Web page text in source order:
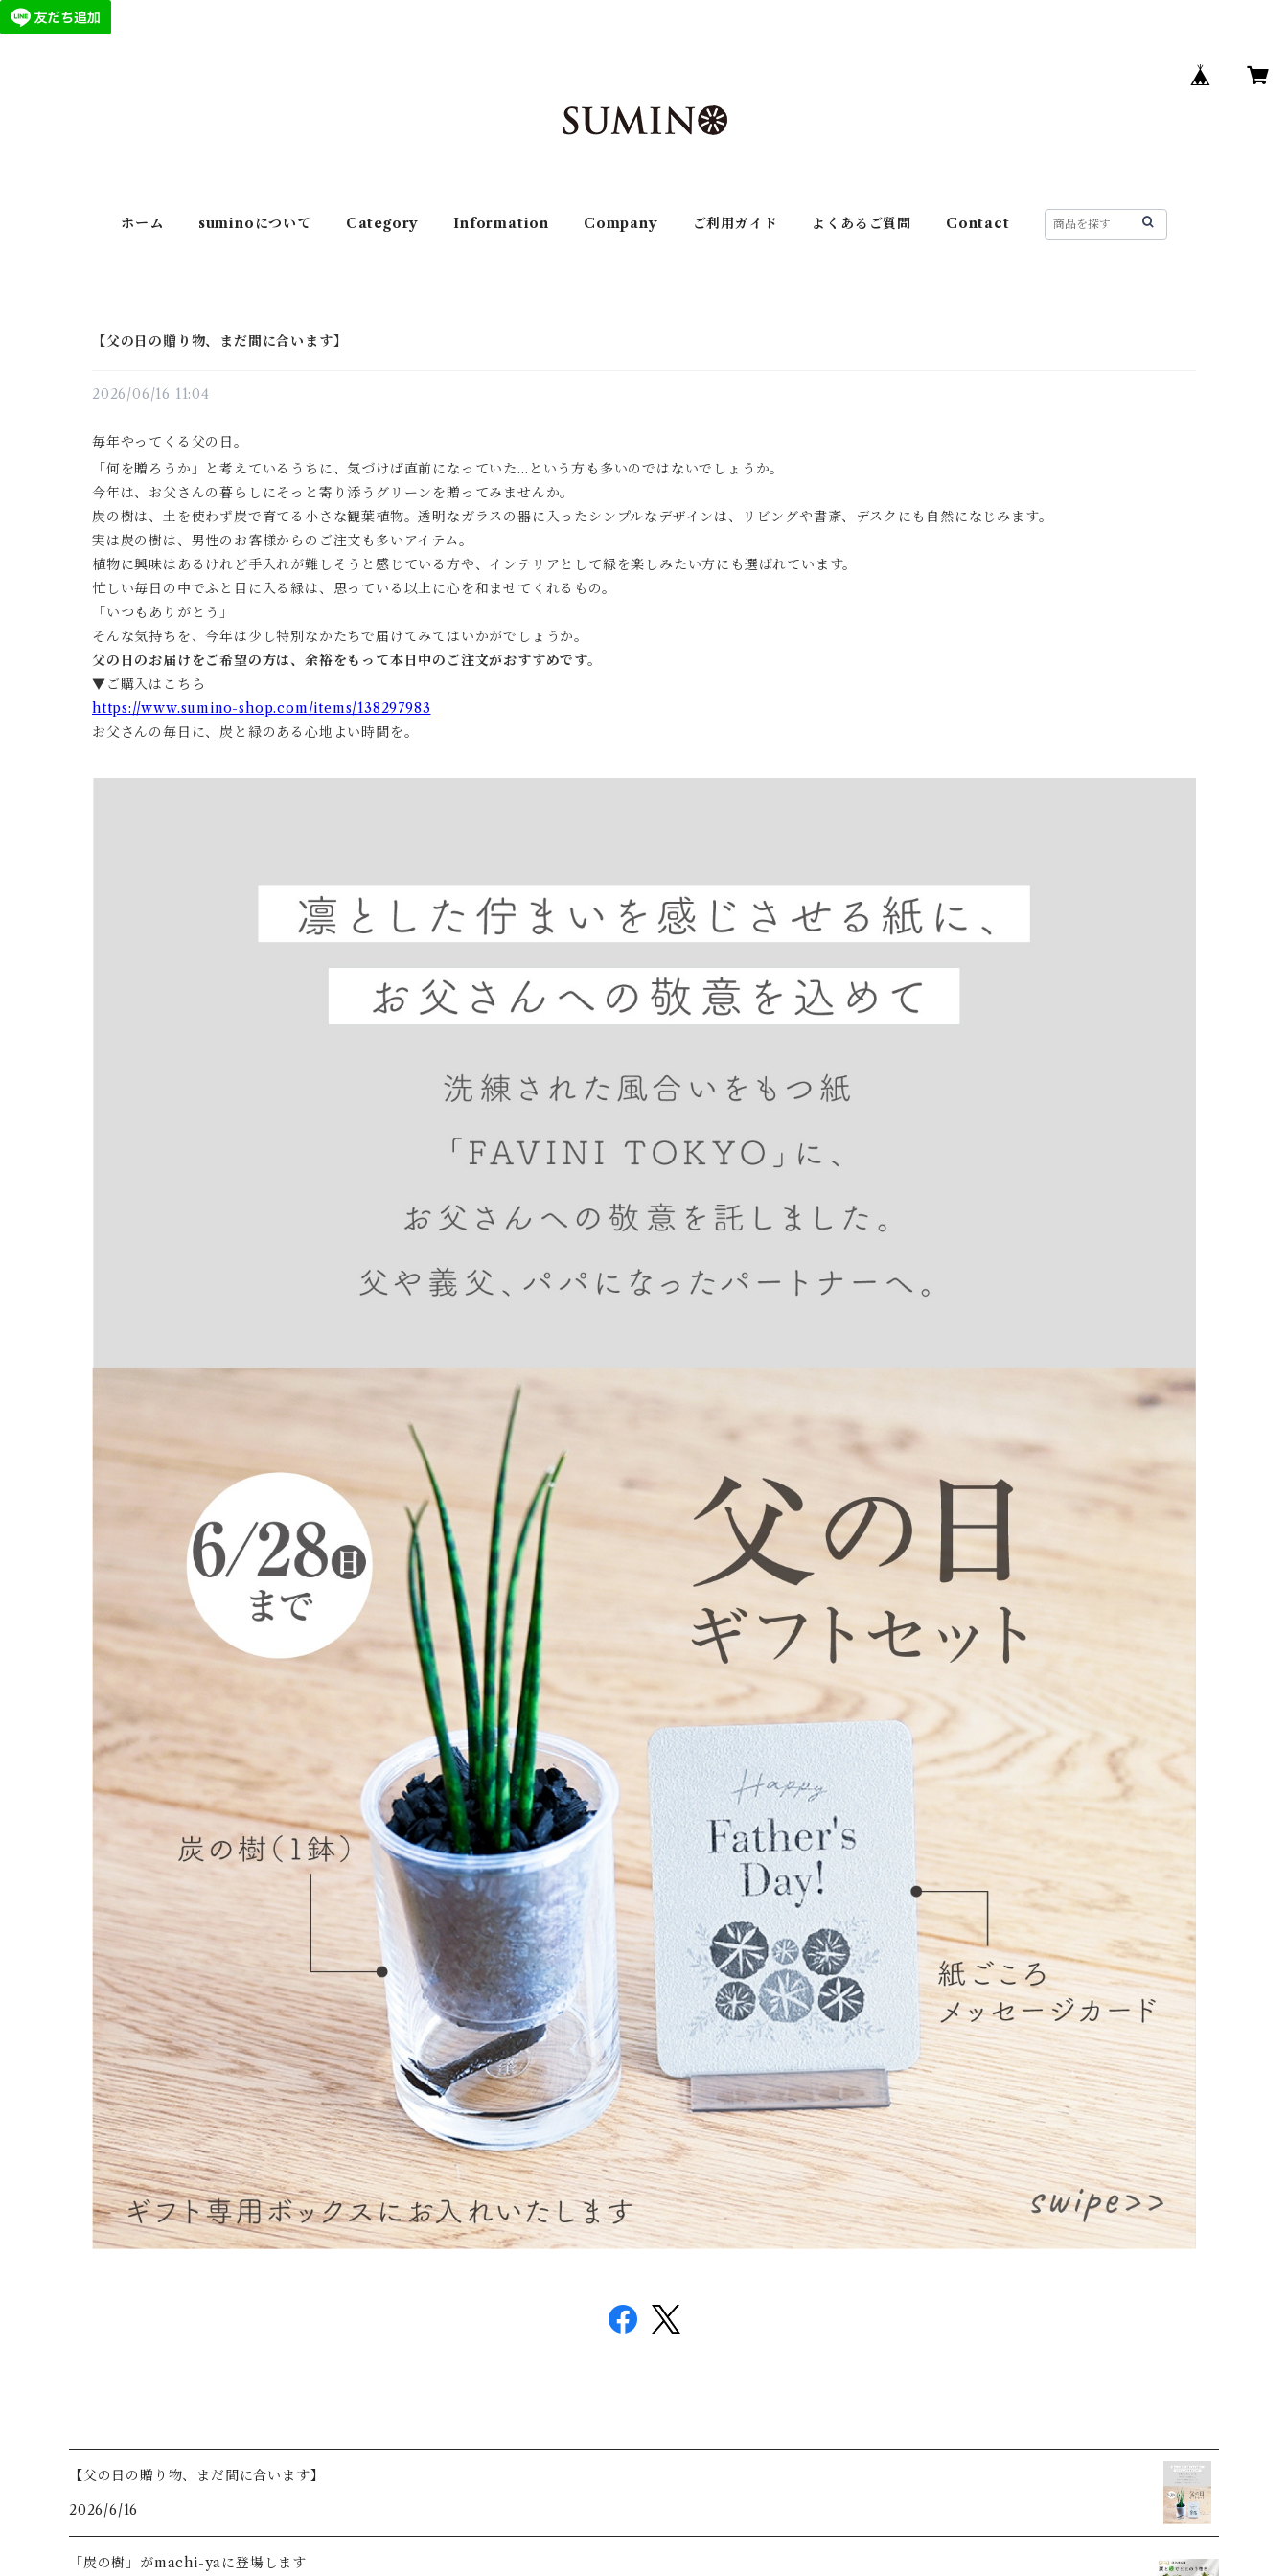
ホーム suminoについて Category Information Company ご利用ガイド よくあるご質問 Contact
【父の日の贈り物、まだ間に合います】
2026/06/16 11:04
毎年やってくる父の日。
「何を贈ろうか」と考えているうちに、気づけば直前になっていた…という方も多いのではないでしょうか。
今年は、お父さんの暮らしにそっと寄り添うグリーンを贈ってみませんか。
炭の樹は、土を使わず炭で育てる小さな観葉植物。透明なガラスの器に入ったシンプルなデザインは、リビングや書斎、デスクにも自然になじみます。
実は炭の樹は、男性のお客様からのご注文も多いアイテム。
植物に興味はあるけれど手入れが難しそうと感じている方や、インテリアとして緑を楽しみたい方にも選ばれています。
忙しい毎日の中でふと目に入る緑は、思っている以上に心を和ませてくれるもの。
「いつもありがとう」
そんな気持ちを、今年は少し特別なかたちで届けてみてはいかがでしょうか。
父の日のお届けをご希望の方は、余裕をもって本日中のご注文がおすすめです。
▼ご購入はこちら
https://www.sumino-shop.com/items/138297983
お父さんの毎日に、炭と緑のある心地よい時間を。
【父の日の贈り物、まだ間に合います】
2026/6/16
「炭の樹」がmachi-yaに登場します